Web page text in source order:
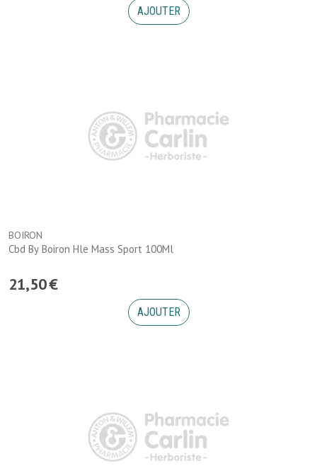
AJOUTER
BOIRON
Cbd By Boiron Hle Mass Sport 100Ml
21,50€
AJOUTER